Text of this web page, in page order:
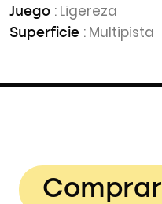
Juego : Ligereza
Superficie : Multipista
Comprar